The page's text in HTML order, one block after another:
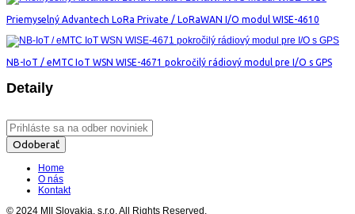
Priemyselný Advantech LoRa Private / LoRaWAN I/O modul WISE-4610
NB-IoT / eMTC IoT WSN WISE-4671 pokročilý rádiový modul pre I/O s GPS
Detaily
Odoberať
Home
O nás
Kontakt
© 2024 MII Slovakia, s.r.o. All Rights Reserved.